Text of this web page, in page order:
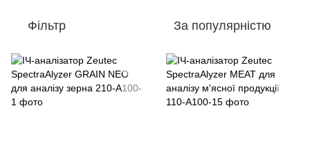
Фільтр За популярністю